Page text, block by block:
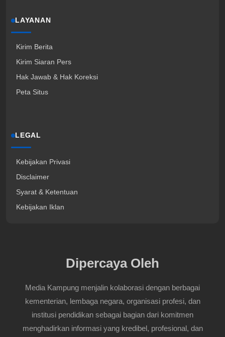
LAYANAN
Kirim Berita
Kirim Siaran Pers
Hak Jawab & Hak Koreksi
Peta Situs
LEGAL
Kebijakan Privasi
Disclaimer
Syarat & Ketentuan
Kebijakan Iklan
Dipercaya Oleh
Media Kampung menjalin kolaborasi dengan berbagai
kementerian, lembaga negara, organisasi profesi, dan
institusi pendidikan sebagai bagian dari komitmen
menghadirkan informasi yang kredibel, profesional, dan